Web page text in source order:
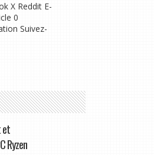
X Reddit E-
0
Suivez-
et
Ryzen